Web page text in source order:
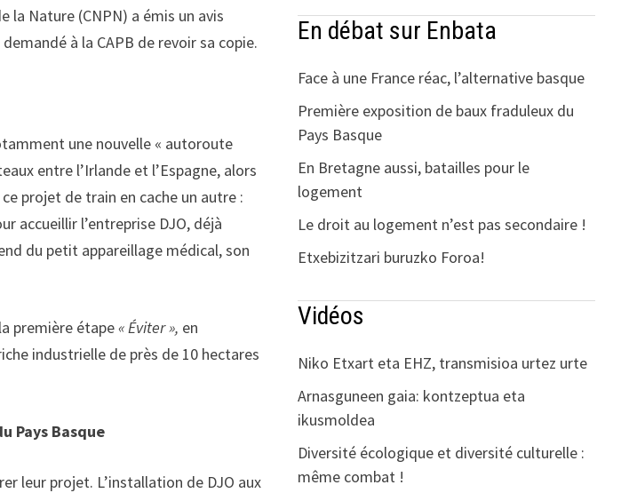
Nature (CNPN) a émis un avis
à la CAPB de revoir sa copie.
une nouvelle « autoroute
entre l’Irlande et l’Espagne, alors
projet de train en cache un autre :
accueillir l’entreprise DJO, déjà
du petit appareillage médical, son
première étape« Éviter », en
industrielle de près de 10 hectares
Pays Basque
leur projet. L’installation de DJO aux
En débat sur Enbata
Face à une France réac, l’alternative basque
Première exposition de baux fraduleux du
Pays Basque
En Bretagne aussi, batailles pour le
logement
Le droit au logement n’est pas secondaire !
Etxebizitzari buruzko Foroa!
Vidéos
Niko Etxart eta EHZ, transmisioa urtez urte
Arnasguneen gaia: kontzeptua eta
ikusmoldea
Diversité écologique et diversité culturelle :
même combat !